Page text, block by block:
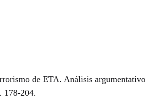
de ETA. Análisis
178-204.